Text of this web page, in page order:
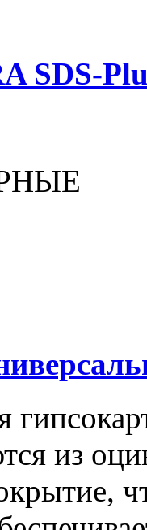
SDS-
из